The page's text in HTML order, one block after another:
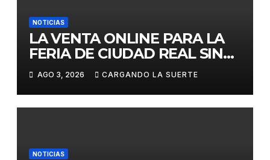
NOTICIAS
LA VENTA ONLINE PARA LA
FERIA DE CIUDAD REAL SIN
GASTOS DE GESTION HASTA
EL DOMINGO
AGO 3, 2026 CARGANDO LA SUERTE
NOTICIAS